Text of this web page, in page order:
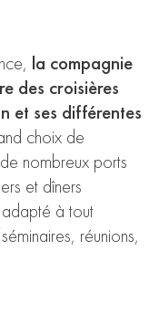
la compagnie
des croisières
et ses différentes
choix de
nombreux ports
et dîners
adapté à tout
réunions,